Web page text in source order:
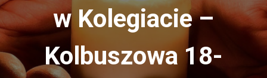
G
w Kolegiacie –
Kolbuszowa 18-